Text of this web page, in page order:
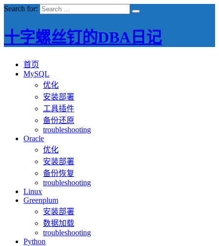
Search for:
十字螺丝钉的DBA日记
首页
MySQL
优化
安装部署
工具插件
备份还原
troubleshooting
Oracle
优化
安装部署
备份恢复
troubleshooting
Linux
Greenplum
安装部署
数据加载
troubleshooting
Python